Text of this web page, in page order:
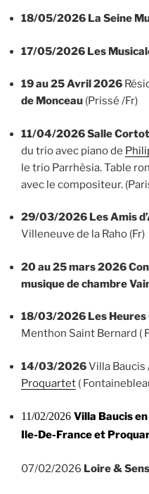
18/05/2026 La Seine
17/05/2026 Les
19 au 25 Avril 2026
de Monceau (Prissé /Fr)
11/04/2026Salle Cortot
du trio avec piano de
le trio Parrhèsia. Table
avec le compositeur.
29/03/2026 Les Amis
Villeneuve de la Raho (Fr)
20 au 25 mars 2026
musique de chambre
18/03/2026 Les
Menthon Saint Bernard (
14/03/2026Villa Baucis
Proquartet (
11/02/2026 Villa Baucis
Ile-De-France et
07/02/2026 Loire & Sens